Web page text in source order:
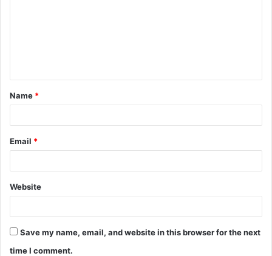
Name *
Email *
Website
Save my name, email, and website in this browser for the next
time I comment.